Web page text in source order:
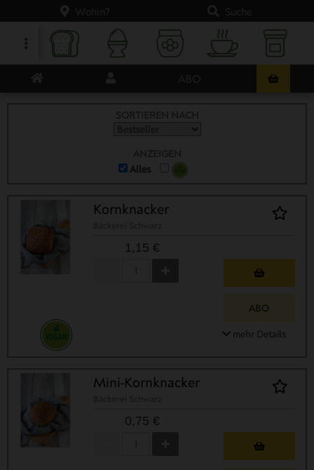
Alles
Kornknacker
1,15 €
ABO
mehr Details
Mini-Kornknacker
0,75 €